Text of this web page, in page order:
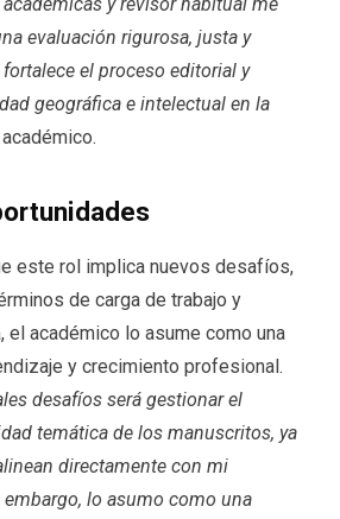
evaluación rigurosa, justa y
el proceso editorial y
geográfica e intelectual en la
este rol implica nuevos desafíos,
de carga de trabajo y
el académico lo asume como una
y crecimiento profesional.
desafíos será gestionar el
temática de los manuscritos, ya
directamente con mi
lo asumo como una